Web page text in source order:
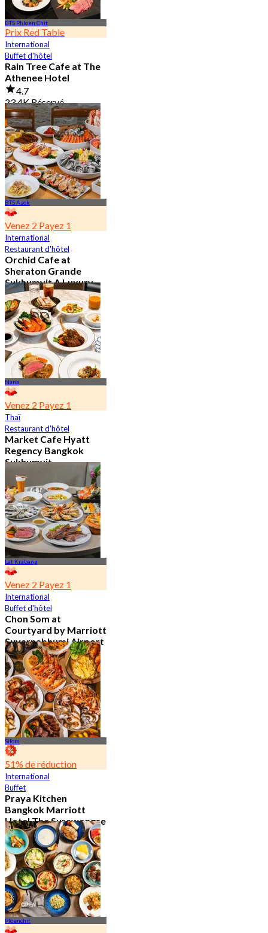
BTS Phloen Chit
Prix Red Table
International
Buffet d'hôtel
Rain Tree Cafe at The
Athenee Hotel
4.7
23.4K Réservé
De฿ 802
BTS Asok
Venez 2 Payez 1
International
Restaurant d'hôtel
Orchid Cafe at
Sheraton Grande
Sukhumvit A Luxury
Collection Hotel
4.7
15.1K Réservé
De฿ 776
Nana
Venez 2 Payez 1
Thaï
Restaurant d'hôtel
Market Cafe Hyatt
Regency Bangkok
Sukhumvit
4.8
11.9K Réservé
De฿ 382.5
Lat Krabang
Venez 2 Payez 1
International
Buffet d'hôtel
Chon Som at
Courtyard by Marriott
Suvarnabhumi Airport
4.8
15.2K Réservé
De฿ 595
Silom
51% de réduction
International
Buffet
Praya Kitchen
Bangkok Marriott
Hotel The Surawongse
4.7
5.7K Réservé
De฿ 498
Ploenchit